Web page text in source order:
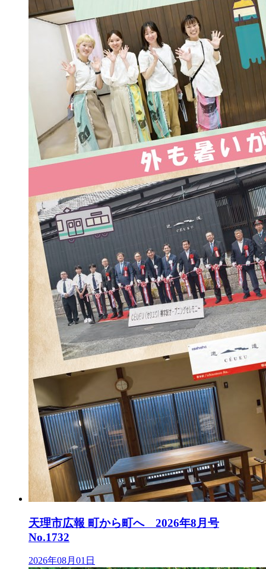
天理市広報 町から町へ 2026年8月号
No.1732
2026年08月01日